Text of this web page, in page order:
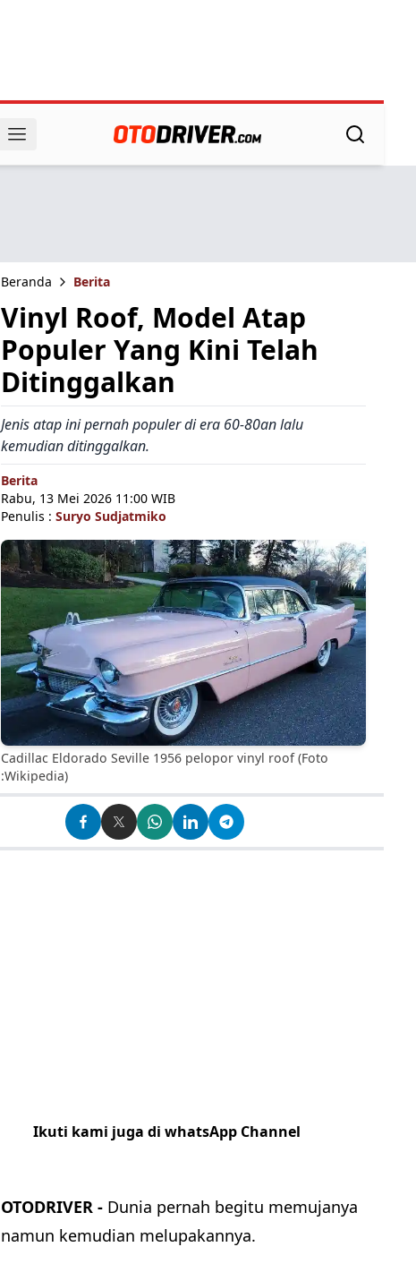
Beranda Berita
Vinyl Roof, Model Atap
Populer Yang Kini Telah
Ditinggalkan
Jenis atap ini pernah populer di era 60-80an lalu
kemudian ditinggalkan.
Berita
Rabu, 13 Mei 2026 11:00 WIB
Penulis : Suryo Sudjatmiko
Cadillac Eldorado Seville 1956 pelopor vinyl roof (Foto
:Wikipedia)
Ikuti kami juga di whatsApp Channel
OTODRIVER - Dunia pernah begitu memujanya
namun kemudian melupakannya.